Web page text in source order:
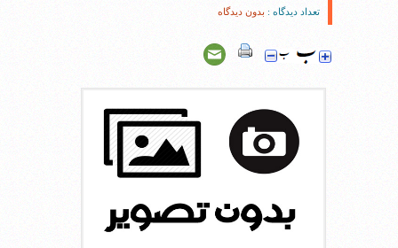
تعداد دیدگاه : بدون دیدگاه